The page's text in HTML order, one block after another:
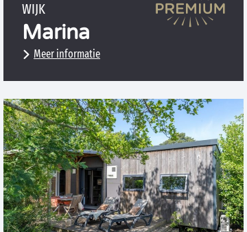
WIJK
Marina
Meer informatie